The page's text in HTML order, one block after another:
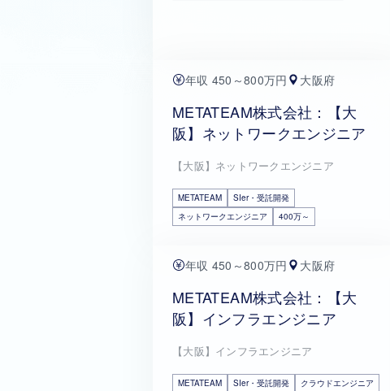
年収 450～800万円 大阪府
METATEAM株式会社：【大
阪】ネットワークエンジニア
【大阪】ネットワークエンジニア
METATEAM
SIer・受託開発
ネットワークエンジニア
400万～
年収 450～800万円 大阪府
METATEAM株式会社：【大
阪】インフラエンジニア
【大阪】インフラエンジニア
METATEAM SIer・受託開発
クラウドエンジニア